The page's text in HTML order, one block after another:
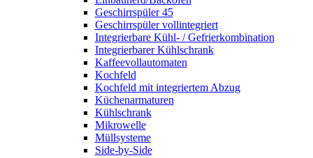
Geschirrspüler 45
Geschirrspüler vollintegriert
Integrierbare Kühl- / Gefrierkombination
Integrierbarer Kühlschrank
Kaffeevollautomaten
Kochfeld
Kochfeld mit integriertem Abzug
Küchenarmaturen
Kühlschrank
Mikrowelle
Müllsysteme
Side-by-Side